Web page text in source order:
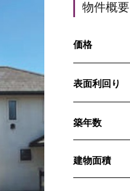
物件概要
価格
表面利回り
築年数
建物面積